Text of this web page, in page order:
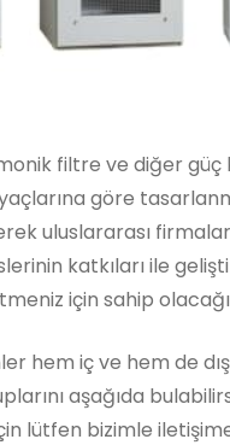
filtre ve diğer
göre
uluslararası
katkıları ile
için sahip
hem iç ve hem de
aşağıda
lütfen bizimle